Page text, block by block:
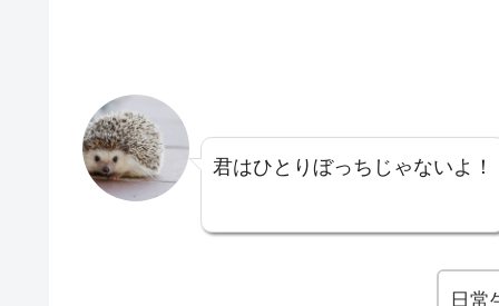
君はひとりぼっちじゃないよ！
日常